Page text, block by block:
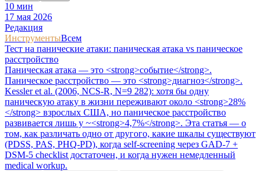
10 мин
17 мая 2026
Редакция
ИнструментыВсем
Тест на панические атаки: паническая атака vs паническое
расстройство
Паническая атака — это <strong>событие</strong>.
Паническое расстройство — это <strong>диагноз</strong>.
Kessler et al. (2006, NCS-R, N=9 282): хотя бы одну
паническую атаку в жизни переживают около <strong>28%
</strong> взрослых США, но паническое расстройство
развивается лишь у ~<strong>4,7%</strong>. Эта статья — о
том, как различать одно от другого, какие шкалы существуют
(PDSS, PAS, PHQ-PD), когда self-screening через GAD-7 +
DSM-5 checklist достаточен, и когда нужен немедленный
medical workup.